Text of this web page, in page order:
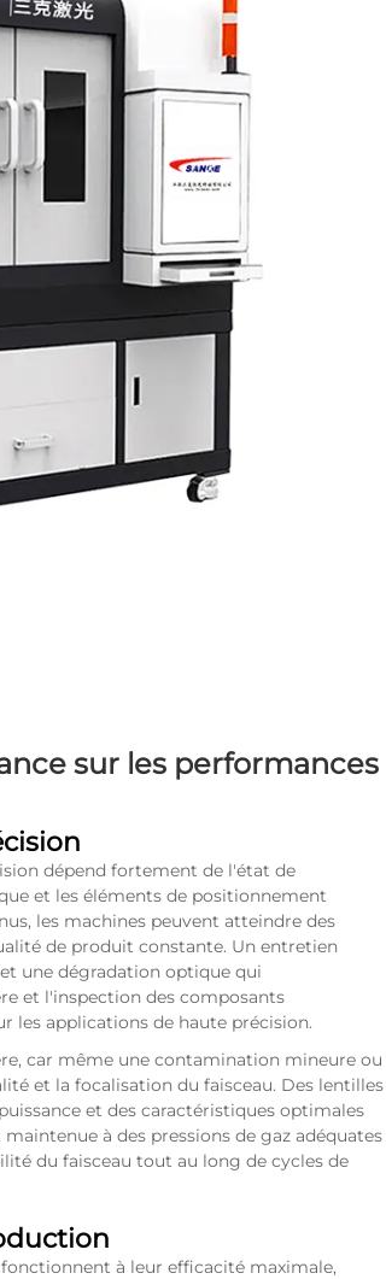
sur les performances
dépend fortement de l'état de
et les éléments de positionnement
les machines peuvent atteindre des
de produit constante. Un entretien
une dégradation optique qui
et l'inspection des composants
les applications de haute précision.
car même une contamination mineure ou
et la focalisation du faisceau. Des lentilles
et des caractéristiques optimales
à des pressions de gaz adéquates
du faisceau tout au long de cycles de
à leur efficacité maximale,